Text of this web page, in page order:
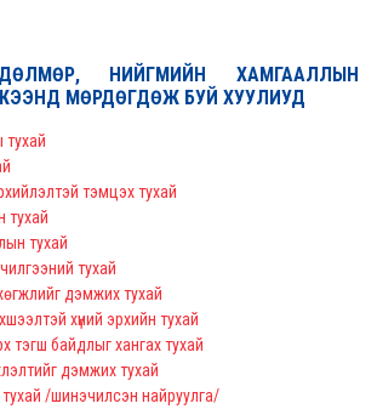
НИЙГМИЙН ХАМГААЛЛЫН
МӨРДӨГДӨЖ БУЙ ХУУЛИУД
тэмцэх тухай
тухай
тухай
тухай
дэмжих тухай
хүний эрхийн тухай
тэгш байдлыг хангах тухай
дэмжих тухай
/шинэчилсэн найруулга/